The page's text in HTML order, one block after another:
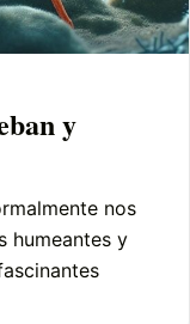
y
nos
humeantes y